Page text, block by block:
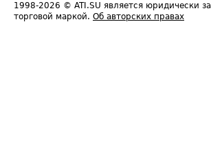
1998-2026 © ATI.SU является юридически
торговой маркой. Об авторских правах